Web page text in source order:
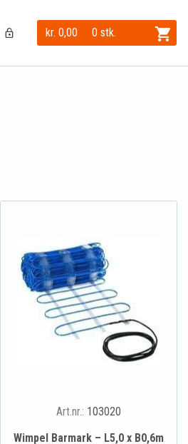
kr. 0,00 0 stk.
Art.nr.: 103020
Wimpel Barmark – L5,0 x B0,6m